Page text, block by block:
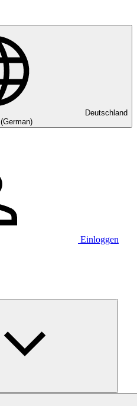
Deutschland
(German)
Einloggen